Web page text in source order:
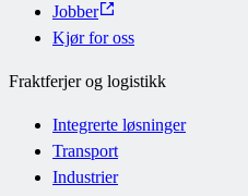
Jobber
Kjør for oss
Fraktferjer og logistikk
Integrerte løsninger
Transport
Industrier